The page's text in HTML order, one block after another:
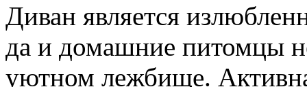
Диван является
да и домашние питомцы
уютном лежбище.